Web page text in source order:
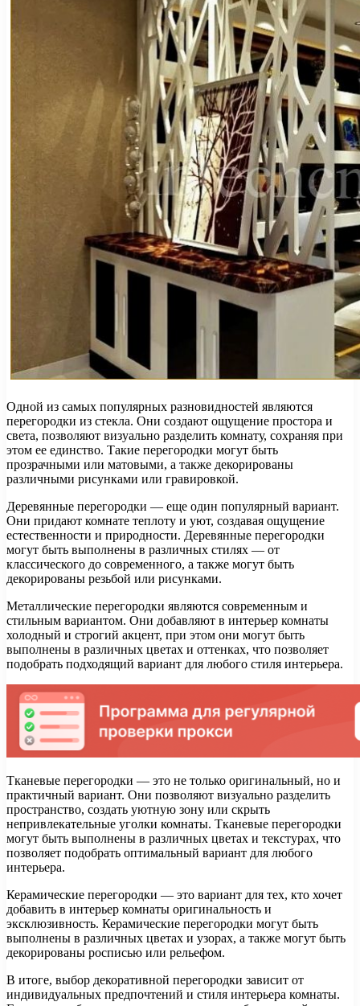
Одной из самых популярных разновидностей являются
перегородки из стекла. Они создают ощущение простора и
света, позволяют визуально разделить комнату, сохраняя при
этом ее единство. Такие перегородки могут быть
прозрачными или матовыми, а также декорированы
различными рисунками или гравировкой.
Деревянные перегородки — еще один популярный вариант.
Они придают комнате теплоту и уют, создавая ощущение
естественности и природности. Деревянные перегородки
могут быть выполнены в различных стилях — от
классического до современного, а также могут быть
декорированы резьбой или рисунками.
Металлические перегородки являются современным и
стильным вариантом. Они добавляют в интерьер комнаты
холодный и строгий акцент, при этом они могут быть
выполнены в различных цветах и оттенках, что позволяет
подобрать подходящий вариант для любого стиля интерьера.
Тканевые перегородки — это не только оригинальный, но и
практичный вариант. Они позволяют визуально разделить
пространство, создать уютную зону или скрыть
непривлекательные уголки комнаты. Тканевые перегородки
могут быть выполнены в различных цветах и текстурах, что
позволяет подобрать оптимальный вариант для любого
интерьера.
Керамические перегородки — это вариант для тех, кто хочет
добавить в интерьер комнаты оригинальность и
эксклюзивность. Керамические перегородки могут быть
выполнены в различных цветах и узорах, а также могут быть
декорированы росписью или рельефом.
В итоге, выбор декоративной перегородки зависит от
индивидуальных предпочтений и стиля интерьера комнаты.